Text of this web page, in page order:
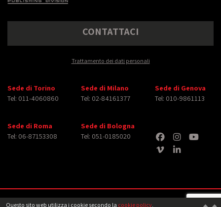
Questo sito web utilizza i cookie secondo la cookie policy.
CONTATTACI
Trattamento dei dati personali
Sede di Torino
Tel: 011-4060860
Sede di Milano
Tel: 02-84161377
Sede di Genova
Tel: 010-9861113
Sede di Roma
Tel: 06-87153308
Sede di Bologna
Tel: 051-0185020
Copyright © 2026 iMasterArt S.r.l. ‐ All rights reserved. Tutti i diritti relativi ad